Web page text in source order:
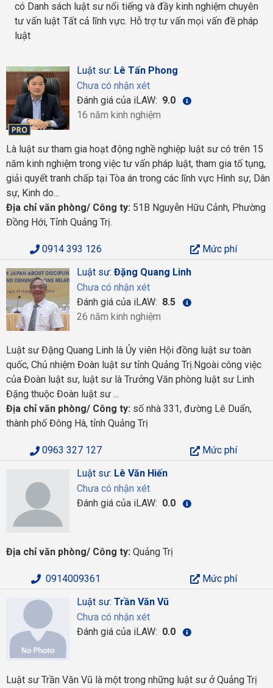
có Danh sách luật sư nổi tiếng và đầy kinh nghiệm chuyên
tư vấn luật Tất cả lĩnh vực. Hỗ trợ tư vấn mọi vấn đề pháp
luật
Luật sư: Lê Tấn Phong
Chưa có nhận xét
Đánh giá của iLAW: 9.0
16 năm kinh nghiệm
Là luật sư tham gia hoạt động nghề nghiệp luật sư có trên 15
năm kinh nghiệm trong việc tư vấn pháp luật, tham gia tố tụng,
giải quyết tranh chấp tại Tòa án trong các lĩnh vực Hình sự, Dân
sự, Kinh do...
Địa chỉ văn phòng/ Công ty: 51B Nguyễn Hữu Cảnh, Phường
Đồng Hới, Tỉnh Quảng Trị.
0914 393 126
Mức phí
Luật sư: Đặng Quang Linh
Chưa có nhận xét
Đánh giá của iLAW: 8.5
26 năm kinh nghiệm
Luật sư Đặng Quang Linh là Ủy viên Hội đồng luật sư toàn
quốc, Chủ nhiệm Đoàn luật sư tỉnh Quảng Trị.Ngoài công việc
của Đoàn luật sư, luật sư là Trưởng Văn phòng luật sư Linh
Đặng thuộc Đoàn luật sư ...
Địa chỉ văn phòng/ Công ty: số nhà 331, đường Lê Duẩn,
thành phố Đông Hà, tỉnh Quảng Trị
0963 327 127
Mức phí
Luật sư: Lê Văn Hiến
Chưa có nhận xét
Đánh giá của iLAW: 0.0
Địa chỉ văn phòng/ Công ty: Quảng Trị
0914009361
Mức phí
Luật sư: Trần Văn Vũ
Chưa có nhận xét
Đánh giá của iLAW: 0.0
Luật sư Trần Văn Vũ là một trong những luật sư ở Quảng Trị